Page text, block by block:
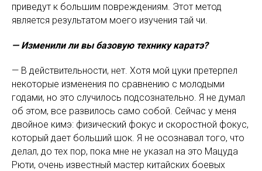
приведут к большим повреждениям. Этот метод
является результатом моего изучения тай чи.
— Изменили ли вы базовую технику каратэ?
— В действительности, нет. Хотя мой цуки претерпел
некоторые изменения по сравнению с молодыми
годами, но это случилось подсознательно. Я не думал
об этом, все развилось само собой. Сейчас у меня
двойное кимэ: физический фокус и скоростной фокус,
который дает больший шок. Я не осознавал того, что
делал, до тех пор, пока мне не указал на это Мацуда
Рюти, очень известный мастер китайских боевых